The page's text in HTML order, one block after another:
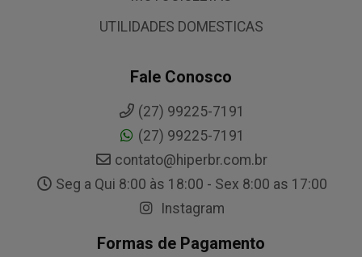
UTILIDADES DOMESTICAS
Fale Conosco
(27) 99225-7191
(27) 99225-7191
contato@hiperbr.com.br
Seg a Qui 8:00 às 18:00 - Sex 8:00 as 17:00
Instagram
Formas de Pagamento